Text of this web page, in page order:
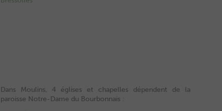
Dans Moulins, 4 églises et chapelles dépendent de la
paroisse Notre-Dame du Bourbonnais :